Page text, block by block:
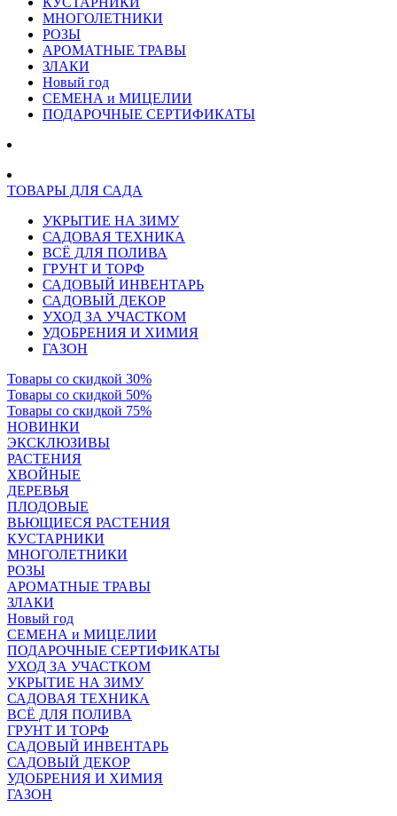
МНОГОЛЕТНИКИ
РОЗЫ
АРОМАТНЫЕ ТРАВЫ
ЗЛАКИ
Новый год
СЕМЕНА и МИЦЕЛИИ
ПОДАРОЧНЫЕ СЕРТИФИКАТЫ
ТОВАРЫ ДЛЯ САДА
УКРЫТИЕ НА ЗИМУ
САДОВАЯ ТЕХНИКА
ВСЁ ДЛЯ ПОЛИВА
ГРУНТ И ТОРФ
САДОВЫЙ ИНВЕНТАРЬ
САДОВЫЙ ДЕКОР
УХОД ЗА УЧАСТКОМ
УДОБРЕНИЯ И ХИМИЯ
ГАЗОН
Товары со скидкой 30%
Товары со скидкой 50%
Товары со скидкой 75%
НОВИНКИ
ЭКСКЛЮЗИВЫ
РАСТЕНИЯ
ХВОЙНЫЕ
ДЕРЕВЬЯ
ПЛОДОВЫЕ
ВЬЮЩИЕСЯ РАСТЕНИЯ
КУСТАРНИКИ
МНОГОЛЕТНИКИ
РОЗЫ
АРОМАТНЫЕ ТРАВЫ
ЗЛАКИ
Новый год
СЕМЕНА и МИЦЕЛИИ
ПОДАРОЧНЫЕ СЕРТИФИКАТЫ
УХОД ЗА УЧАСТКОМ
УКРЫТИЕ НА ЗИМУ
САДОВАЯ ТЕХНИКА
ВСЁ ДЛЯ ПОЛИВА
ГРУНТ И ТОРФ
САДОВЫЙ ИНВЕНТАРЬ
САДОВЫЙ ДЕКОР
УДОБРЕНИЯ И ХИМИЯ
ГАЗОН